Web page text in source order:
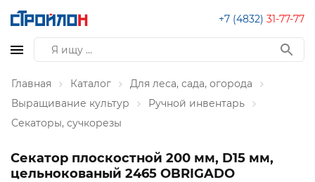
+7 (4832) 31-77-77
Главная Каталог
Для леса, сада, огорода
Выращивание культур
Ручной инвентарь
Секаторы, сучкорезы
Секатор плоскостной 200 мм, D15 мм,
цельнокованый 2465 OBRIGADO